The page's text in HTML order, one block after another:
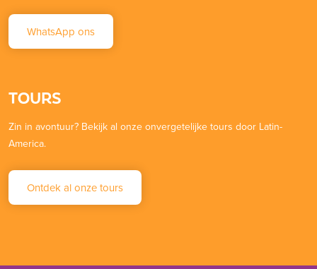
WhatsApp ons
TOURS
Zin in avontuur? Bekijk al onze onvergetelijke tours door Latin-
America.
Ontdek al onze tours